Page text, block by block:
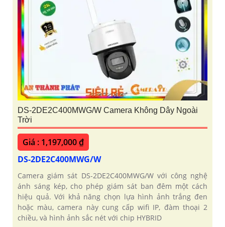
DS-2DE2C400MWG/W Camera Không Dây Ngoài
Trời
Giá : 1,197,000 ₫
DS-2DE2C400MWG/W
Camera giám sát DS-2DE2C400MWG/W với công nghệ
ánh sáng kép, cho phép giám sát ban đêm một cách
hiệu quả. Với khả năng chọn lựa hình ảnh trắng đen
hoặc màu, camera này cung cấp wifi IP, đàm thoại 2
chiều, và hình ảnh sắc nét với chip HYBRID